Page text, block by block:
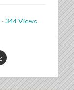
- 344 Views